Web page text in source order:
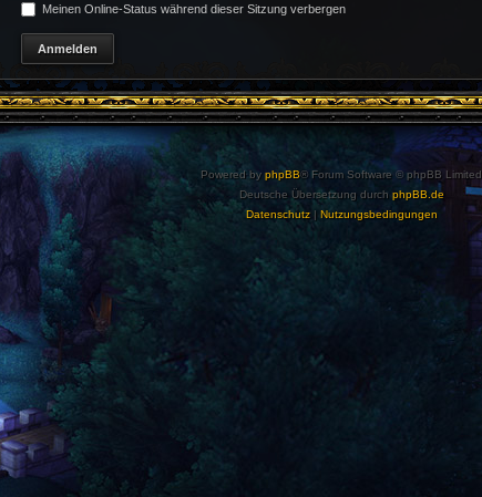
Meinen Online-Status während dieser Sitzung verbergen
Powered by phpBB® Forum Software © phpBB Limited
Deutsche Übersetzung durch phpBB.de
Datenschutz| Nutzungsbedingungen